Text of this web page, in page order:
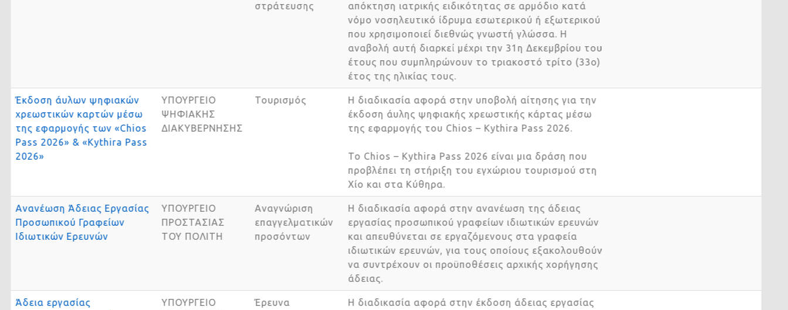
στράτευσης
απόκτηση ιατρικής ειδικότητας σε αρμόδιο κατά
νόμο νοσηλευτικό ίδρυμα εσωτερικού ή εξωτερικού
που χρησιμοποιεί διεθνώς γνωστή γλώσσα. Η
αναβολή αυτή διαρκεί μέχρι την 31η Δεκεμβρίου του
έτους που συμπληρώνουν το τριακοστό τρίτο (33ο)
έτος της ηλικίας τους.
Έκδοση άυλων ψηφιακών
χρεωστικών καρτών μέσω
της εφαρμογής των «Chios
Pass 2026» & «Kythira Pass
2026»
ΥΠΟΥΡΓΕΙΟ
ΨΗΦΙΑΚΗΣ
ΔΙΑΚΥΒΕΡΝΗΣΗΣ
Τουρισμός
Η διαδικασία αφορά στην υποβολή αίτησης για την
έκδοση άυλης ψηφιακής χρεωστικής κάρτας μέσω
της εφαρμογής του Chios – Kythira Pass 2026.
Το Chios – Kythira Pass 2026 είναι μια δράση που
προβλέπει τη στήριξη του εγχώριου τουρισμού στη
Χίο και στα Κύθηρα.
Ανανέωση Άδειας Εργασίας
Προσωπικού Γραφείων
Ιδιωτικών Ερευνών
ΥΠΟΥΡΓΕΙΟ
ΠΡΟΣΤΑΣΙΑΣ
ΤΟΥ ΠΟΛΙΤΗ
Αναγνώριση
επαγγελματικών
προσόντων
Η διαδικασία αφορά στην ανανέωση της άδειας
εργασίας προσωπικού γραφείων ιδιωτικών ερευνών
και απευθύνεται σε εργαζόμενους στα γραφεία
ιδιωτικών ερευνών, για τους οποίους εξακολουθούν
να συντρέχουν οι προϋποθέσεις αρχικής χορήγησης
άδειας.
Άδεια εργασίας
ΥΠΟΥΡΓΕΙΟ
Έρευνα
Η διαδικασία αφορά στην έκδοση άδειας εργασίας